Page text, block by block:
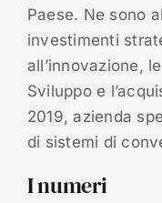
Paese. Ne sono
investimenti
all’innovazione,
Sviluppo e
2019, azienda
di sistemi di
I numeri